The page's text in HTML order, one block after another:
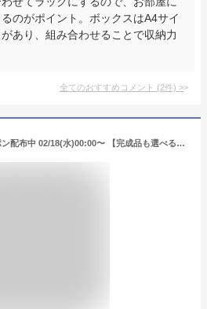
のがポイント。ボックスはA4サイ
あり、組み合わせることで収納力
全てのおすすめコメント (2件) >
最大3000円OFFクーポン配布中 02/18(水)00:00〜 【完成品も選べる】ランドセルラック 2人用 兄弟 姉妹 スリム おしゃれ キャスター付き 白 オーク かわいい カウンター下 キャスター 低い ホワイト 北欧 ロータイプ ワイド ランドセル ラック 収納 a4 壁掛け